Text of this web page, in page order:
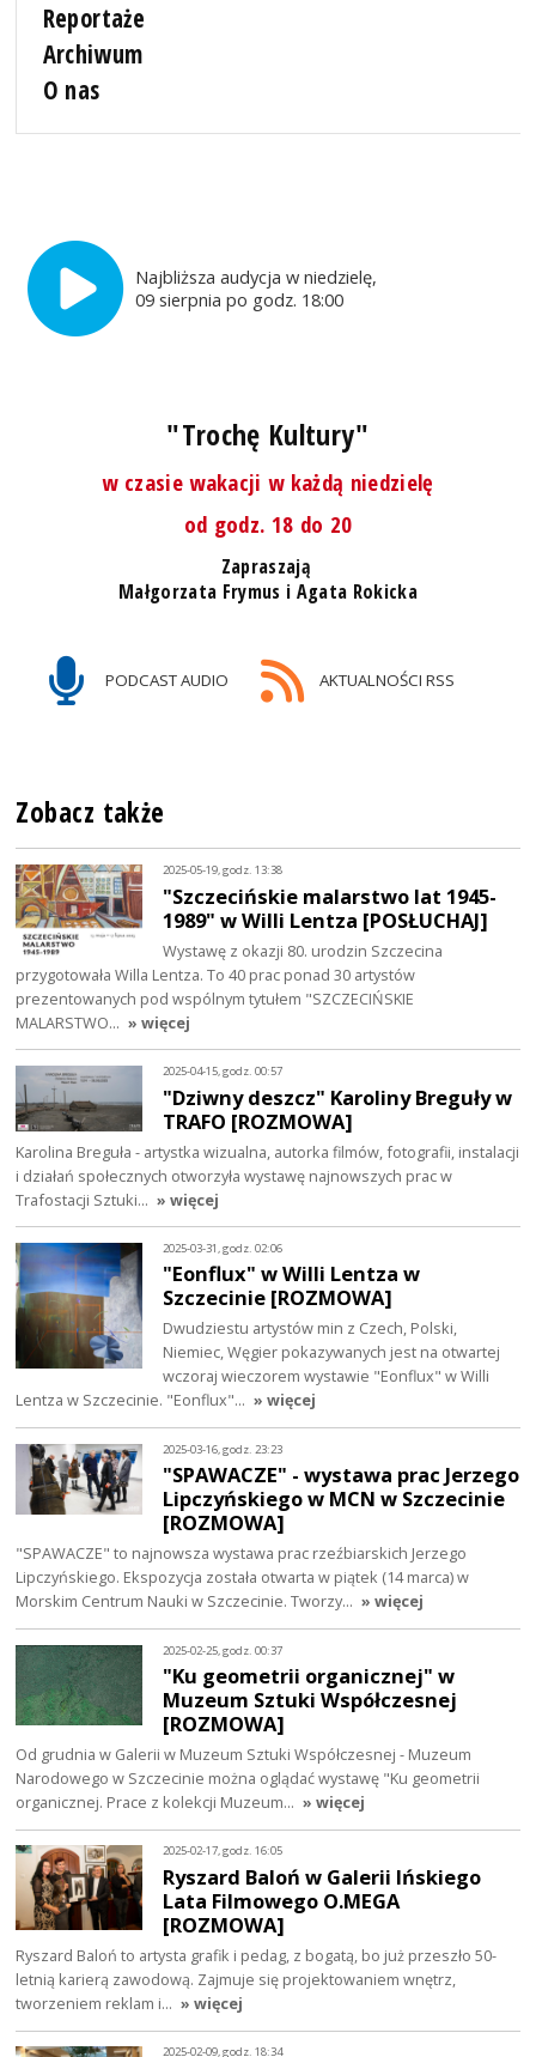
Reportaże
Archiwum
O nas
Najbliższa audycja w niedzielę,
09 sierpnia po godz. 18:00
"Trochę Kultury"
w czasie wakacji w każdą niedzielę
od godz. 18 do 20
Zapraszają
Małgorzata Frymus i Agata Rokicka
PODCAST AUDIO AKTUALNOŚCI RSS
Zobacz także
2025-05-19, godz. 13:38
"Szczecińskie malarstwo lat 1945-
1989" w Willi Lentza [POSŁUCHAJ]
Wystawę z okazji 80. urodzin Szczecina
przygotowała Willa Lentza. To 40 prac ponad 30 artystów
prezentowanych pod wspólnym tytułem "SZCZECIŃSKIE
MALARSTWO… » więcej
2025-04-15, godz. 00:57
"Dziwny deszcz" Karoliny Breguły w
TRAFO [ROZMOWA]
Karolina Breguła - artystka wizualna, autorka filmów, fotografii, instalacji
i działań społecznych otworzyła wystawę najnowszych prac w
Trafostacji Sztuki… » więcej
2025-03-31, godz. 02:06
"Eonflux" w Willi Lentza w
Szczecinie [ROZMOWA]
Dwudziestu artystów min z Czech, Polski,
Niemiec, Węgier pokazywanych jest na otwartej
wczoraj wieczorem wystawie "Eonflux" w Willi
Lentza w Szczecinie. "Eonflux"… » więcej
2025-03-16, godz. 23:23
"SPAWACZE" - wystawa prac Jerzego
Lipczyńskiego w MCN w Szczecinie
[ROZMOWA]
"SPAWACZE" to najnowsza wystawa prac rzeźbiarskich Jerzego
Lipczyńskiego. Ekspozycja została otwarta w piątek (14 marca) w
Morskim Centrum Nauki w Szczecinie. Tworzy… » więcej
2025-02-25, godz. 00:37
"Ku geometrii organicznej" w
Muzeum Sztuki Współczesnej
[ROZMOWA]
Od grudnia w Galerii w Muzeum Sztuki Współczesnej - Muzeum
Narodowego w Szczecinie można oglądać wystawę "Ku geometrii
organicznej. Prace z kolekcji Muzeum… » więcej
2025-02-17, godz. 16:05
Ryszard Baloń w Galerii Ińskiego
Lata Filmowego O.MEGA
[ROZMOWA]
Ryszard Baloń to artysta grafik i pedag, z bogatą, bo już przeszło 50-
letnią karierą zawodową. Zajmuje się projektowaniem wnętrz,
tworzeniem reklam i… » więcej
2025-02-09, godz. 18:34